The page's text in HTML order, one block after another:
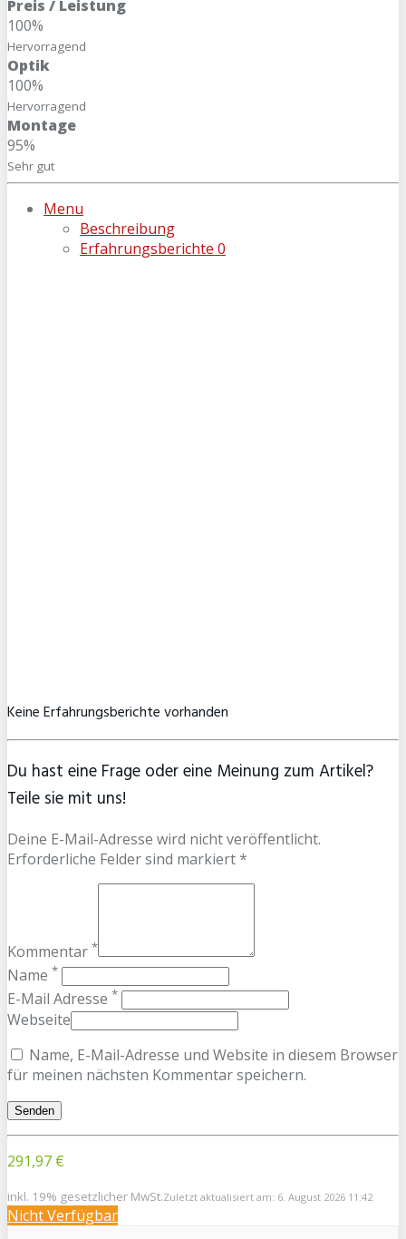
Preis / Leistung
100%
Hervorragend
Optik
100%
Hervorragend
Montage
95%
Sehr gut
Menu
Beschreibung
Erfahrungsberichte 0
Keine Erfahrungsberichte vorhanden
Du hast eine Frage oder eine Meinung zum Artikel?
Teile sie mit uns!
Deine E-Mail-Adresse wird nicht veröffentlicht.
Erforderliche Felder sind markiert *
Kommentar *
Name *
E-Mail Adresse *
Webseite
Name, E-Mail-Adresse und Website in diesem Browser
für meinen nächsten Kommentar speichern.
291,97 €
inkl. 19% gesetzlicher MwSt.Zuletzt aktualisiert am: 6. August 2026 11:42
Nicht Verfügbar